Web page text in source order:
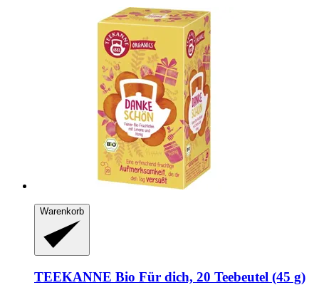
Warenkorb
TEEKANNE Bio Für dich, 20 Teebeutel (45 g)